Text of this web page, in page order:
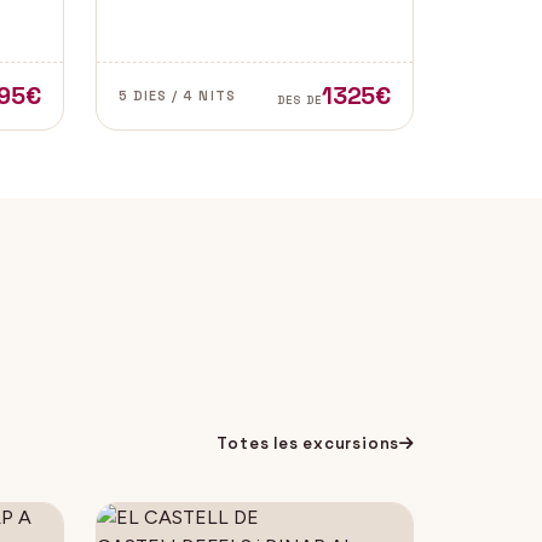
especialment a les províncies de
Cadis i Màlaga. Vens amb
nosaltres?
5 DIES / 4 NITS DES DE1325€
Totes les excursions